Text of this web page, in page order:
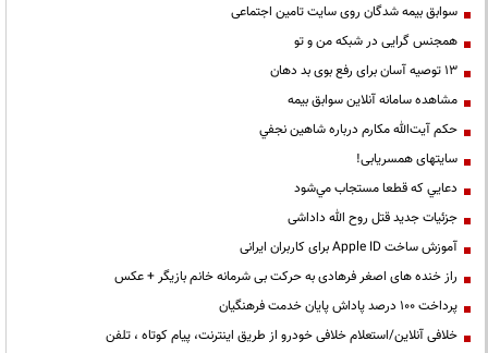
سوابق بیمه شدگان روی سایت تامین اجتماعی
همجنس گرایی در شبکه من و تو
13 توصیه آسان برای رفع بوی بد دهان
مشاهده سامانه آنلاين سوابق بیمه
حكم آيت‌الله مكارم درباره شاهين نجفي
سایتهای همسریابی!
دعايي كه قطعا مستجاب مي‌شود
جزئیات جدید قتل روح الله داداشی
آموزش ساخت Apple ID برای کاربران ایرانی
راز خنده های اصغر فرهادی به حرکت بی شرمانه خانم بازیگر + عکس
پرداخت ۱۰۰ درصد پاداش پایان خدمت فرهنگیان
خلافی آنلاین/استعلام خلافی خودرو از طریق اینترنت، پیام کوتاه ، تلفن